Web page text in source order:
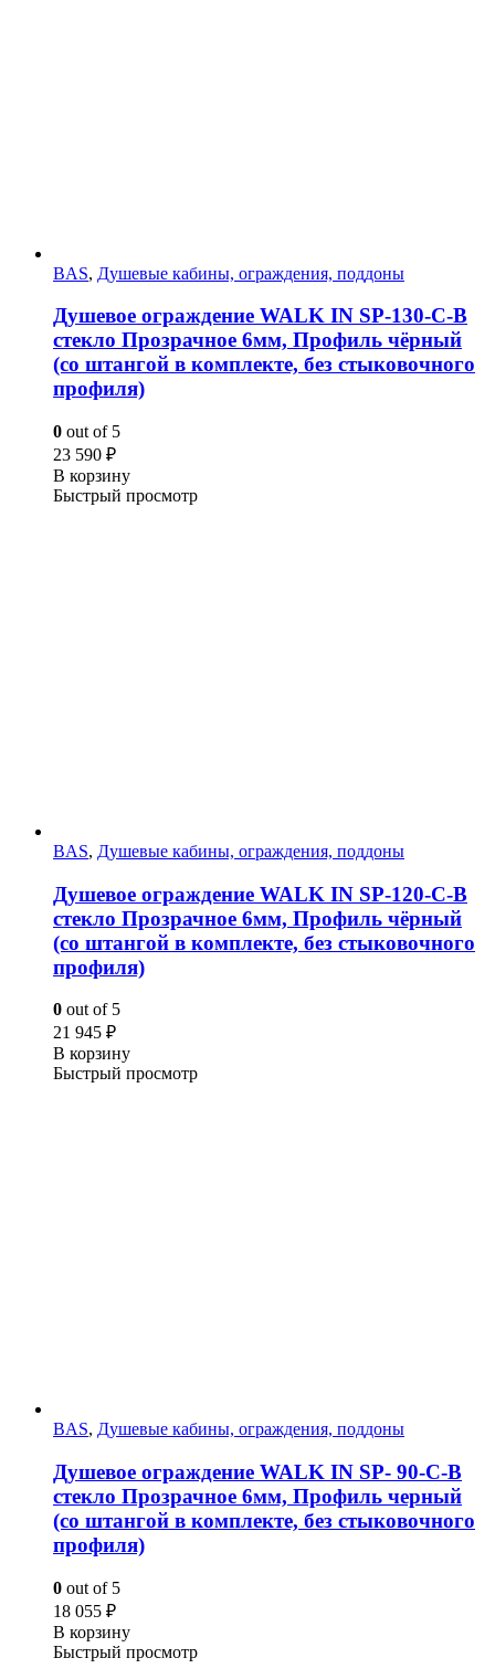
BAS, Душевые кабины, ограждения, поддоны
Душевое ограждение WALK IN SP-130-C-B
стекло Прозрачное 6мм, Профиль чёрный
(со штангой в комплекте, без стыковочного
профиля)
0 out of 5
23 590 ₽
В корзину
Быстрый просмотр
BAS, Душевые кабины, ограждения, поддоны
Душевое ограждение WALK IN SP-120-C-B
стекло Прозрачное 6мм, Профиль чёрный
(со штангой в комплекте, без стыковочного
профиля)
0 out of 5
21 945 ₽
В корзину
Быстрый просмотр
BAS, Душевые кабины, ограждения, поддоны
Душевое ограждение WALK IN SP- 90-C-B
стекло Прозрачное 6мм, Профиль черный
(со штангой в комплекте, без стыковочного
профиля)
0 out of 5
18 055 ₽
В корзину
Быстрый просмотр